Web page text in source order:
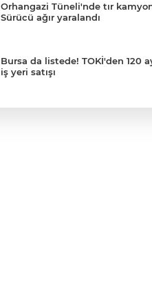
Orhangazi Tüneli'nde tır
Sürücü ağır yaralandı
Bursa da listede! TOKİ'den 120
iş yeri satışı